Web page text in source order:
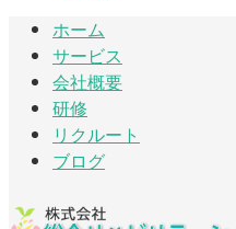
ホーム
サービス
会社概要
研修
リクルート
ブログ